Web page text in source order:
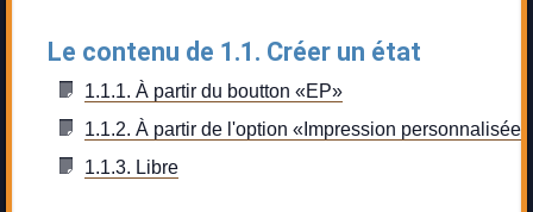
Le contenu de 1.1. Créer un état
1.1.1. À partir du boutton «EP»
1.1.2. À partir de l'option «Impression personnalisée»
1.1.3. Libre